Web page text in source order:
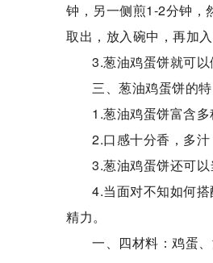
钟，另一侧煎1-2分钟，
取出，放入碗中，再加
3.葱油鸡蛋饼就可
三、葱油鸡蛋饼的特
1.葱油鸡蛋饼富含多
2.口感十分香，多
3.葱油鸡蛋饼还可
4.当面对不知如何
精力。
一、四材料：鸡蛋